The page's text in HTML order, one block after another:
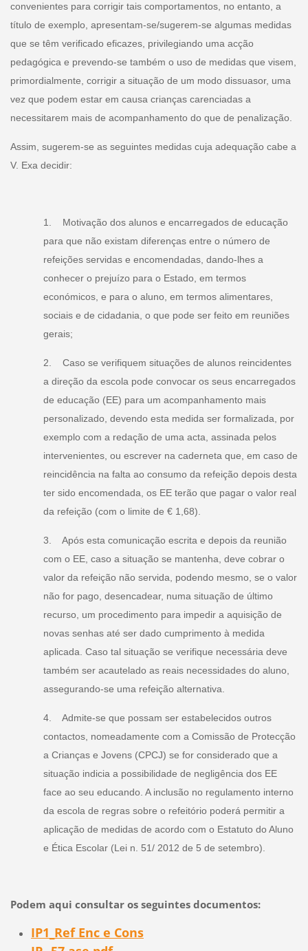
convenientes para corrigir tais comportamentos, no entanto, a
título de exemplo, apresentam-se/sugerem-se algumas medidas
que se têm verificado eficazes, privilegiando uma acção
pedagógica e prevendo-se também o uso de medidas que visem,
primordialmente, corrigir a situação de um modo dissuasor, uma
vez que podem estar em causa crianças carenciadas a
necessitarem mais de acompanhamento do que de penalização.
Assim, sugerem-se as seguintes medidas cuja adequação cabe a
V. Exa decidir:
1. Motivação dos alunos e encarregados de educação
para que não existam diferenças entre o número de
refeições servidas e encomendadas, dando-lhes a
conhecer o prejuízo para o Estado, em termos
económicos, e para o aluno, em termos alimentares,
sociais e de cidadania, o que pode ser feito em reuniões
gerais;
2. Caso se verifiquem situações de alunos reincidentes
a direção da escola pode convocar os seus encarregados
de educação (EE) para um acompanhamento mais
personalizado, devendo esta medida ser formalizada, por
exemplo com a redação de uma acta, assinada pelos
intervenientes, ou escrever na caderneta que, em caso de
reincidência na falta ao consumo da refeição depois desta
ter sido encomendada, os EE terão que pagar o valor real
da refeição (com o limite de € 1,68).
3. Após esta comunicação escrita e depois da reunião
com o EE, caso a situação se mantenha, deve cobrar o
valor da refeição não servida, podendo mesmo, se o valor
não for pago, desencadear, numa situação de último
recurso, um procedimento para impedir a aquisição de
novas senhas até ser dado cumprimento à medida
aplicada. Caso tal situação se verifique necessária deve
também ser acautelado as reais necessidades do aluno,
assegurando-se uma refeição alternativa.
4. Admite-se que possam ser estabelecidos outros
contactos, nomeadamente com a Comissão de Protecção
a Crianças e Jovens (CPCJ) se for considerado que a
situação indicia a possibilidade de negligência dos EE
face ao seu educando. A inclusão no regulamento interno
da escola de regras sobre o refeitório poderá permitir a
aplicação de medidas de acordo com o Estatuto do Aluno
e Ética Escolar (Lei n. 51/ 2012 de 5 de setembro).
Podem aqui consultar os seguintes documentos:
IP1_Ref Enc e Cons